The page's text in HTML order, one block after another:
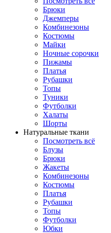
Брюки
Джемперы
Комбинезоны
Костюмы
Майки
Ночные сорочки
Пижамы
Платья
Рубашки
Топы
Туники
Футболки
Халаты
Шорты
Натуральные ткани
Посмотреть всё
Блузы
Брюки
Жакеты
Комбинезоны
Костюмы
Платья
Рубашки
Топы
Футболки
Юбки